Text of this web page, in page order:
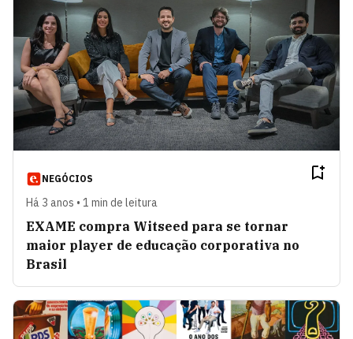
NEGÓCIOS
Há 3 anos • 1 min de leitura
EXAME compra Witseed para se tornar
maior player de educação corporativa no
Brasil